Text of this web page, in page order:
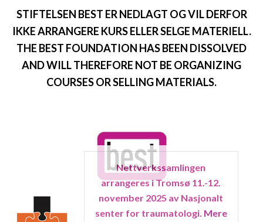
STIFTELSEN BEST ER NEDLAGT OG VIL DERFOR
IKKE ARRANGERE KURS ELLER SELGE MATERIELL.
THE BEST FOUNDATION HAS BEEN DISSOLVED
AND WILL THEREFORE NOT BE ORGANIZING
COURSES OR SELLING MATERIALS.
Nettverkssamlingen
arrangeres i Tromsø 11.-12.
november 2025 av Nasjonalt
senter for traumatologi. Mere